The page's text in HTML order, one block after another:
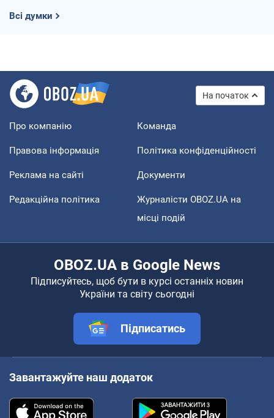
Всі думки
На початок
Про компанію Команда
Правова інформація Політика конфіденційності
Реклама на сайті Документи
Редакційна політика
Журналісти OBOZ.UA на
місці подій
OBOZ.UA в Google News
Підписуйтесь, щоб бути в курсі останніх новин
України та світу сьогодні
Підписатись
Завантажуйте наш додаток